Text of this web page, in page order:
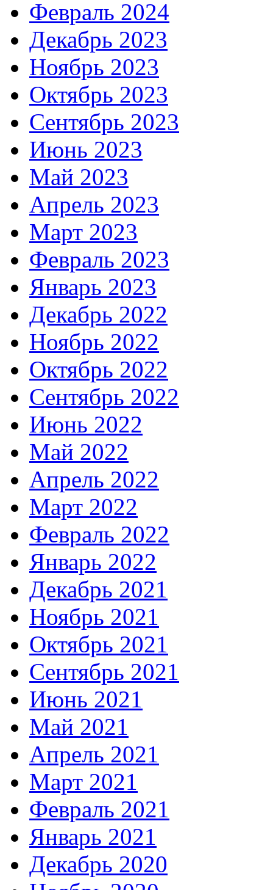
Февраль 2024
Декабрь 2023
Ноябрь 2023
Октябрь 2023
Сентябрь 2023
Июнь 2023
Май 2023
Апрель 2023
Март 2023
Февраль 2023
Январь 2023
Декабрь 2022
Ноябрь 2022
Октябрь 2022
Сентябрь 2022
Июнь 2022
Май 2022
Апрель 2022
Март 2022
Февраль 2022
Январь 2022
Декабрь 2021
Ноябрь 2021
Октябрь 2021
Сентябрь 2021
Июнь 2021
Май 2021
Апрель 2021
Март 2021
Февраль 2021
Январь 2021
Декабрь 2020